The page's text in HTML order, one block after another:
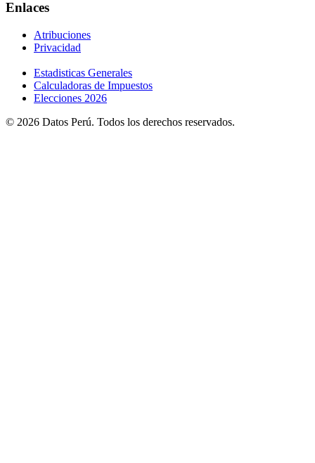
Enlaces
Atribuciones
Privacidad
Estadisticas Generales
Calculadoras de Impuestos
Elecciones 2026
© 2026 Datos Perú. Todos los derechos reservados.